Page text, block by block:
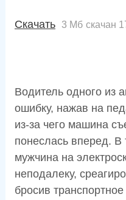
Скачать 3 Мб скачан
Водитель одного из
ошибку, нажав на
из-за чего машина
понеслась вперед.
мужчина на
неподалеку,
бросив